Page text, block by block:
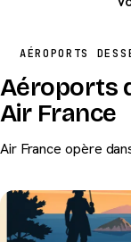
AÉROPORTS
Aéroports
Air France
Air France opère